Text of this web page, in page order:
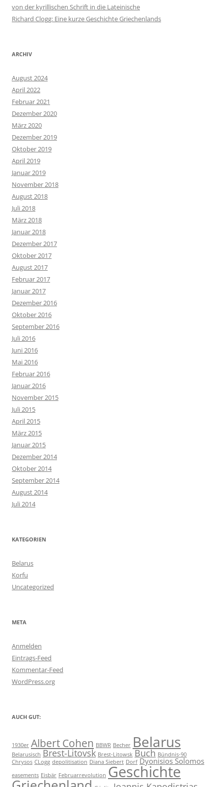
von der kyrillischen Schrift in die Lateinische
Richard Clogg: Eine kurze Geschichte Griechenlands
ARCHIV
August 2024
April 2022
Februar 2021
Dezember 2020
März 2020
Dezember 2019
Oktober 2019
April 2019
Januar 2019
November 2018
August 2018
Juli 2018
März 2018
Januar 2018
Dezember 2017
Oktober 2017
August 2017
Februar 2017
Januar 2017
Dezember 2016
Oktober 2016
September 2016
Juli 2016
Juni 2016
Mai 2016
Februar 2016
Januar 2016
November 2015
Juli 2015
April 2015
März 2015
Januar 2015
Dezember 2014
Oktober 2014
September 2014
August 2014
Juli 2014
KATEGORIEN
Belarus
Korfu
Uncategorized
META
Anmelden
Eintrags-Feed
Kommentar-Feed
WordPress.org
AUCH GUT:
1930er Albert Cohen BBWR Becher Belarus
Belarusisch Brest-Litovsk Brest-Litowsk Buch Bündnis-90
Chrysos CLogg depolitisation Diana Siebert Dorf Dyonisios Solomos
easements Eisbär Februarrevolution Geschichte